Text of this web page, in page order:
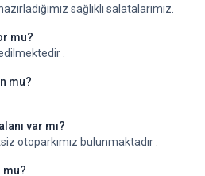
sağlıklı salatalarımız.
mu?
.
mu?
var mı?
otoparkımız bulunmaktadır .
mu?